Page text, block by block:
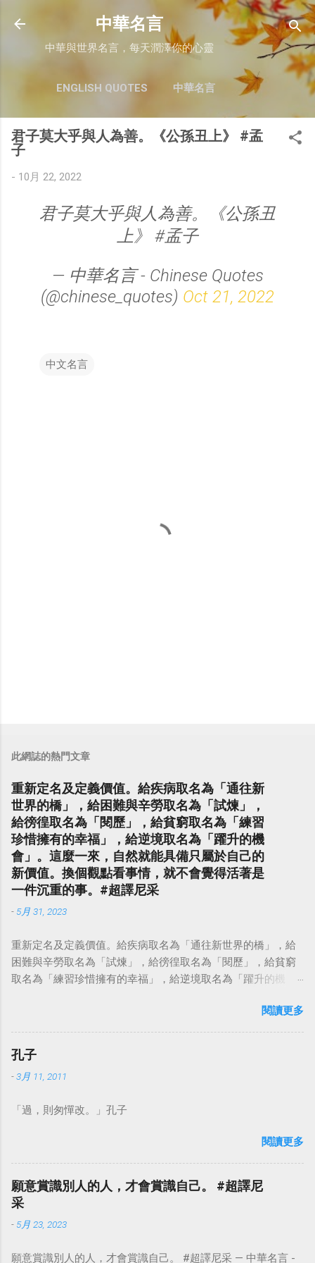
跳至主要內容
中華名言
中華與世界名言，每天潤澤你的心靈
ENGLISH QUOTES 中華名言
君子莫大乎與人為善。《公孫丑上》 #孟
子
- 10月 22, 2022
君子莫大乎與人為善。《公孫丑
上》 #孟子
— 中華名言 - Chinese Quotes
(@chinese_quotes) Oct 21, 2022
中文名言
此網誌的熱門文章
重新定名及定義價值。給疾病取名為「通往新
世界的橋」，給困難與辛勞取名為「試煉」，
給徬徨取名為「閱歷」，給貧窮取名為「練習
珍惜擁有的幸福」，給逆境取名為「躍升的機
會」。這麼一來，自然就能具備只屬於自己的
新價值。換個觀點看事情，就不會覺得活著是
一件沉重的事。#超譯尼采
- 5月 31, 2023
重新定名及定義價值。給疾病取名為「通往新世界的橋」，給
困難與辛勞取名為「試煉」，給徬徨取名為「閱歷」，給貧窮
取名為「練習珍惜擁有的幸福」，給逆境取名為「躍升的機
點看事情，就不會覺得活著是一件沉重的事。#超譯尼采 — 中
華名言 - Chinese Quotes (@chinese_quotes) May 23, 2023
閱讀更多
孔子
-3月 11, 2011
「過，則匆憚改。」孔子
閱讀更多
願意賞識別人的人，才會賞識自己。 #超譯尼
采
- 5月 23, 2023
願意賞識別人的人，才會賞識自己。 #超譯尼采 — 中華名言 -